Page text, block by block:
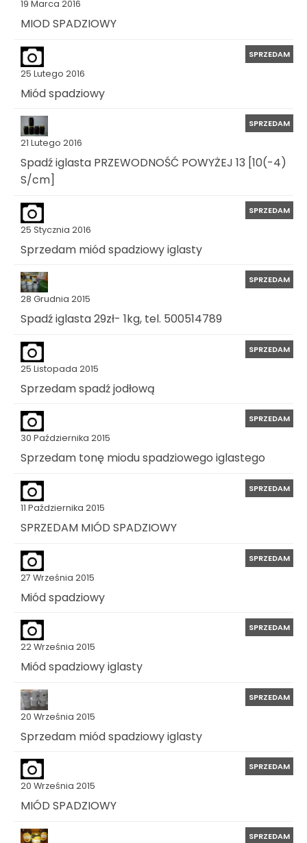
19 Marca 2016
MIOD SPADZIOWY
25 Lutego 2016
SPRZEDAM
Miód spadziowy
21 Lutego 2016
SPRZEDAM
Spadź iglasta PRZEWODNOŚĆ POWYŻEJ 13 [10(-4)
S/cm]
25 Stycznia 2016
SPRZEDAM
Sprzedam miód spadziowy iglasty
28 Grudnia 2015
SPRZEDAM
Spadź iglasta 29zł- 1kg, tel. 500514789
25 Listopada 2015
SPRZEDAM
Sprzedam spadź jodłową
30 Października 2015
SPRZEDAM
Sprzedam tonę miodu spadziowego iglastego
11 Października 2015
SPRZEDAM
SPRZEDAM MIÓD SPADZIOWY
27 Września 2015
SPRZEDAM
Miód spadziowy
22 Września 2015
SPRZEDAM
Miód spadziowy iglasty
20 Września 2015
SPRZEDAM
Sprzedam miód spadziowy iglasty
20 Września 2015
SPRZEDAM
MIÓD SPADZIOWY
SPRZEDAM